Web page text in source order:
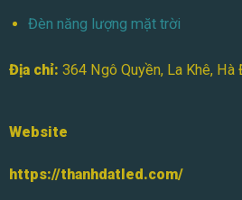
Đèn năng lượng mặt trời
Địa chỉ: 364 Ngô Quyền, La Khê, Hà
Website
https://thanhdatled.com/